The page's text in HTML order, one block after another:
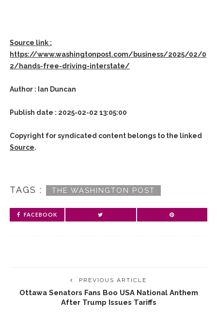
Source link :
https://www.washingtonpost.com/business/2025/02/0
2/hands-free-driving-interstate/
Author : Ian Duncan
Publish date : 2025-02-02 13:05:00
Copyright for syndicated content belongs to the linked
Source.
TAGS : THE WASHINGTON POST
FACEBOOK
PREVIOUS ARTICLE
Ottawa Senators Fans Boo USA National Anthem
After Trump Issues Tariffs